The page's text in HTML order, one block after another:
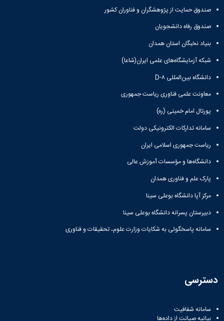
صندوق حمایت از پژوهشگران و فناوران کشور
صندوق رفاه دانشجویان
بنیاد نخبگان استان همدان
شبکه آزمایشگاه‌های علمی ایران(شاعا)
دانشگاه بین‌المللی D-۸
معاونت علمی فناوری ریاست جمهوری
پورتال امام خمینی (ره)
سامانه تدارکات الکترونیکی دولت
ریاست جمهوری اسلامی ایران
دانشگاه‌ها و مؤسسات آموزش عالی
پارک علم و فناوری همدان
مرکز آپا دانشگاه بوعلی سینا
دبیرستان پسرانه دانشگاه بوعلی سینا
سامانه پاسخگوئی به شکایات وزارت علوم، تحقیقات و فناوری
دسترسی
سامانه شفافیت
بیانیه صیانت از داده‌ها